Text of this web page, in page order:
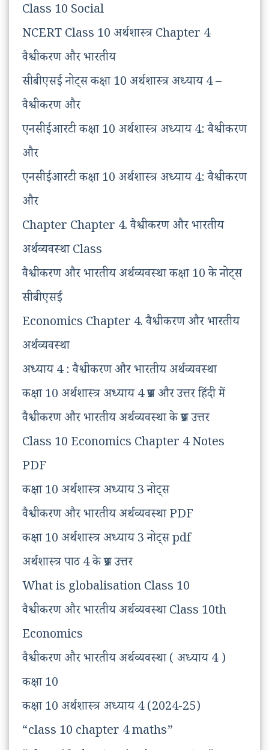
Class 10 Social
NCERT Class 10 अर्थशास्त्र Chapter 4
वैश्वीकरण और भारतीय
सीबीएसई नोट्स कक्षा 10 अर्थशास्त्र अध्याय 4 –
वैश्वीकरण और
एनसीईआरटी कक्षा 10 अर्थशास्त्र अध्याय 4: वैश्वीकरण
और
एनसीईआरटी कक्षा 10 अर्थशास्त्र अध्याय 4: वैश्वीकरण
और
Chapter Chapter 4. वैश्वीकरण और भारतीय
अर्थव्यवस्था Class
वैश्वीकरण और भारतीय अर्थव्यवस्था कक्षा 10 के नोट्स
सीबीएसई
Economics Chapter 4. वैश्वीकरण और भारतीय
अर्थव्यवस्था
अध्याय 4 : वैश्वीकरण और भारतीय अर्थव्यवस्था
कक्षा 10 अर्थशास्त्र अध्याय 4 प्रश्न और उत्तर हिंदी में
वैश्वीकरण और भारतीय अर्थव्यवस्था के प्रश्न उत्तर
Class 10 Economics Chapter 4 Notes
PDF
कक्षा 10 अर्थशास्त्र अध्याय 3 नोट्स
वैश्वीकरण और भारतीय अर्थव्यवस्था PDF
कक्षा 10 अर्थशास्त्र अध्याय 3 नोट्स pdf
अर्थशास्त्र पाठ 4 के प्रश्न उत्तर
What is globalisation Class 10
वैश्वीकरण और भारतीय अर्थव्यवस्था Class 10th
Economics
वैश्वीकरण और भारतीय अर्थव्यवस्था ( अध्याय 4 )
कक्षा 10
कक्षा 10 अर्थशास्त्र अध्याय 4 (2024-25)
“class 10 chapter 4 maths”